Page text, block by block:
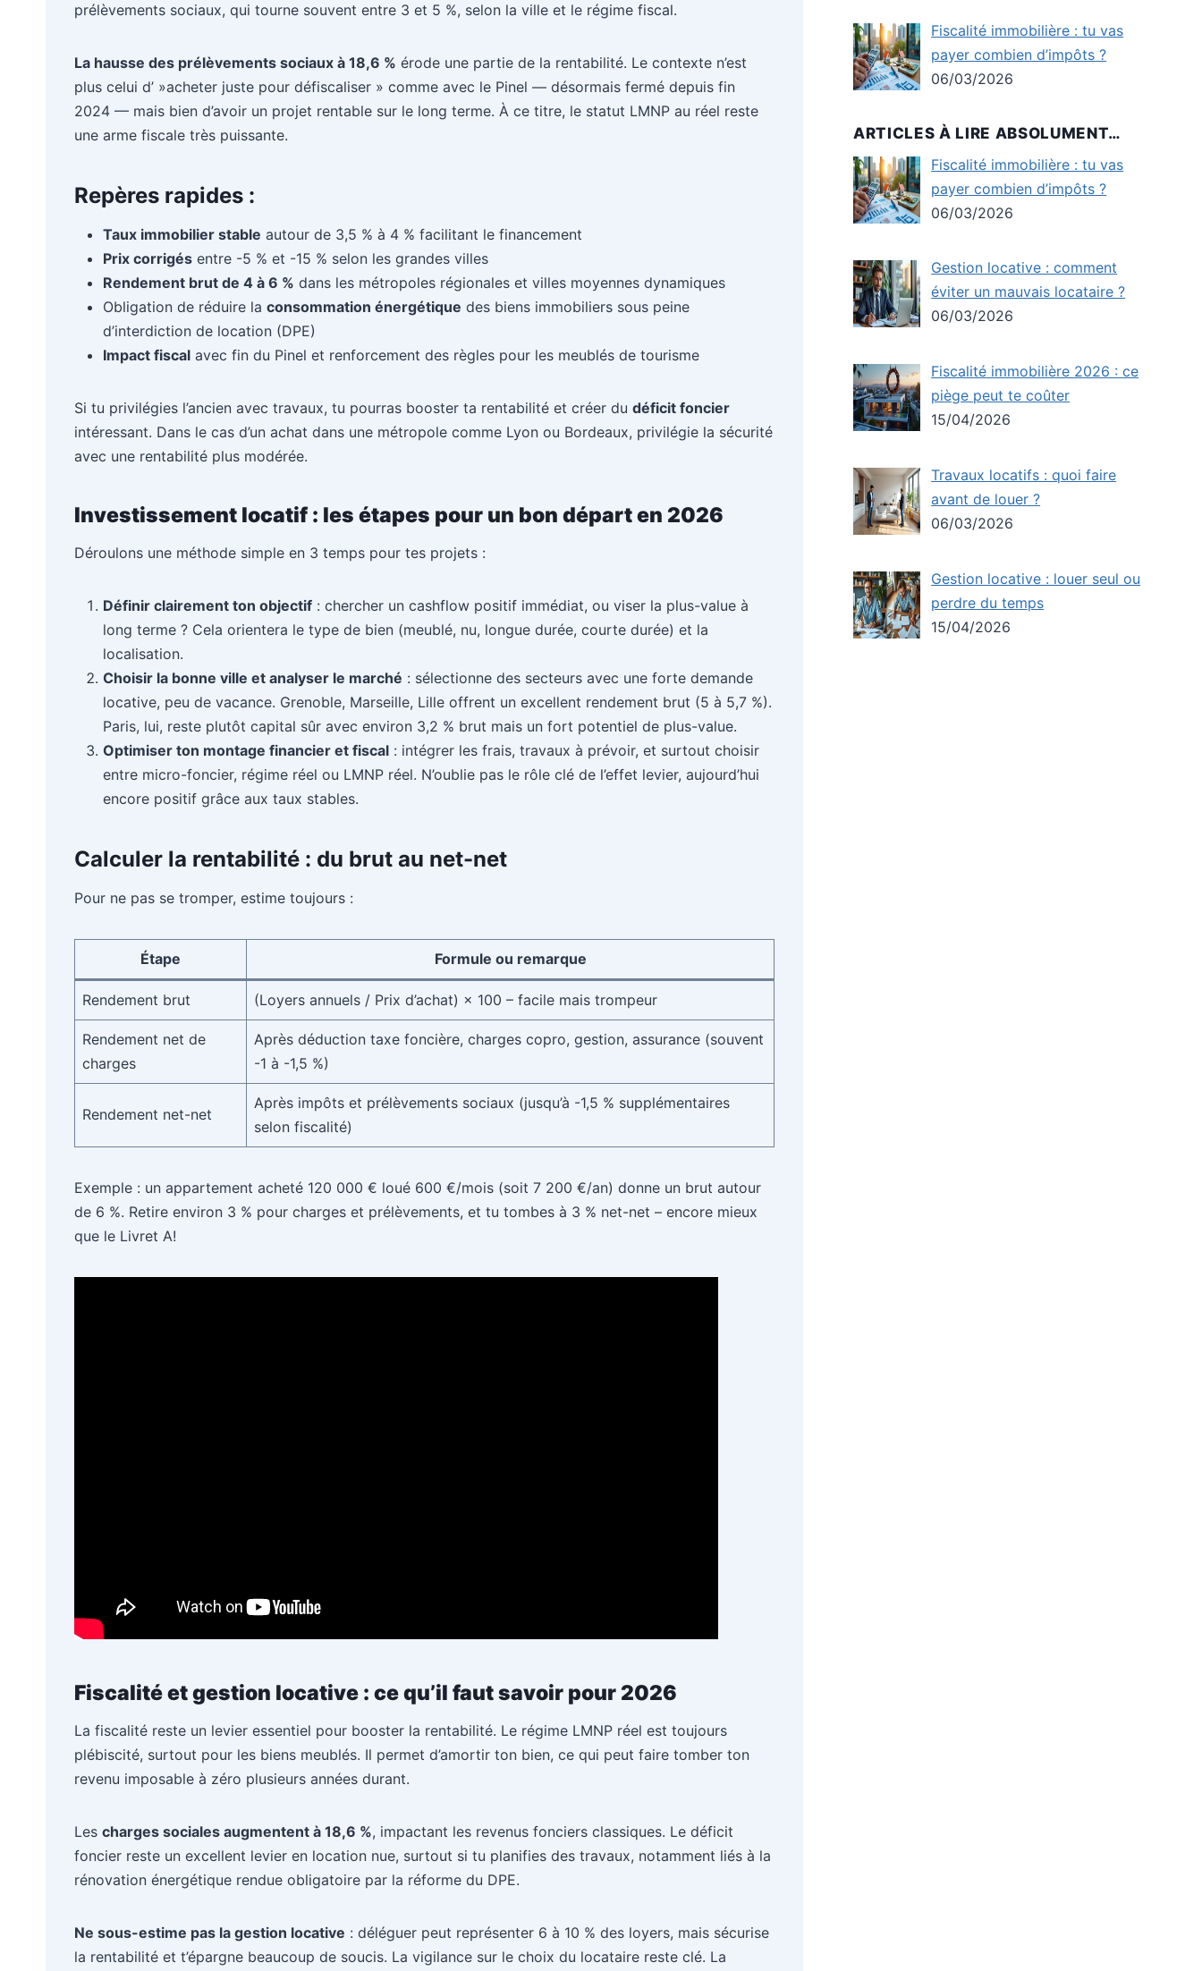
prélèvements sociaux, qui tourne souvent entre 3 et 5 %, selon la ville et le régime fiscal.
La hausse des prélèvements sociaux à 18,6 % érode une partie de la rentabilité. Le contexte n’est
plus celui d’ »acheter juste pour défiscaliser » comme avec le Pinel — désormais fermé depuis fin
2024 — mais bien d’avoir un projet rentable sur le long terme. À ce titre, le statut LMNP au réel reste
une arme fiscale très puissante.
Repères rapides :
Taux immobilier stable autour de 3,5 % à 4 % facilitant le financement
Prix corrigés entre -5 % et -15 % selon les grandes villes
Rendement brut de 4 à 6 % dans les métropoles régionales et villes moyennes dynamiques
Obligation de réduire la consommation énergétique des biens immobiliers sous peine
d’interdiction de location (DPE)
Impact fiscal avec fin du Pinel et renforcement des règles pour les meublés de tourisme
Si tu privilégies l’ancien avec travaux, tu pourras booster ta rentabilité et créer du déficit foncier
intéressant. Dans le cas d’un achat dans une métropole comme Lyon ou Bordeaux, privilégie la sécurité
avec une rentabilité plus modérée.
Investissement locatif : les étapes pour un bon départ en 2026
Déroulons une méthode simple en 3 temps pour tes projets :
Définir clairement ton objectif : chercher un cashflow positif immédiat, ou viser la plus-value à
long terme ? Cela orientera le type de bien (meublé, nu, longue durée, courte durée) et la
localisation.
Choisir la bonne ville et analyser le marché : sélectionne des secteurs avec une forte demande
locative, peu de vacance. Grenoble, Marseille, Lille offrent un excellent rendement brut (5 à 5,7 %).
Paris, lui, reste plutôt capital sûr avec environ 3,2 % brut mais un fort potentiel de plus-value.
Optimiser ton montage financier et fiscal : intégrer les frais, travaux à prévoir, et surtout choisir
entre micro-foncier, régime réel ou LMNP réel. N’oublie pas le rôle clé de l’effet levier, aujourd’hui
encore positif grâce aux taux stables.
Calculer la rentabilité : du brut au net-net
Pour ne pas se tromper, estime toujours :
Étape Formule ou remarque
Rendement brut (Loyers annuels / Prix d’achat) × 100 – facile mais trompeur
Rendement net de
charges
Après déduction taxe foncière, charges copro, gestion, assurance (souvent
-1 à -1,5 %)
Rendement net-net
Après impôts et prélèvements sociaux (jusqu’à -1,5 % supplémentaires
selon fiscalité)
Exemple : un appartement acheté 120 000 € loué 600 €/mois (soit 7 200 €/an) donne un brut autour
de 6 %. Retire environ 3 % pour charges et prélèvements, et tu tombes à 3 % net-net – encore mieux
que le Livret A!
Fiscalité et gestion locative : ce qu’il faut savoir pour 2026
La fiscalité reste un levier essentiel pour booster la rentabilité. Le régime LMNP réel est toujours
plébiscité, surtout pour les biens meublés. Il permet d’amortir ton bien, ce qui peut faire tomber ton
revenu imposable à zéro plusieurs années durant.
Les charges sociales augmentent à 18,6 %, impactant les revenus fonciers classiques. Le déficit
foncier reste un excellent levier en location nue, surtout si tu planifies des travaux, notamment liés à la
rénovation énergétique rendue obligatoire par la réforme du DPE.
Ne sous-estime pas la gestion locative : déléguer peut représenter 6 à 10 % des loyers, mais sécurise
la rentabilité et t’épargne beaucoup de soucis. La vigilance sur le choix du locataire reste clé. La
Fiscalité immobilière : tu vas
payer combien d’impôts ?
06/03/2026
ARTICLES À LIRE ABSOLUMENT…
Fiscalité immobilière : tu vas
payer combien d’impôts ?
06/03/2026
Gestion locative : comment
éviter un mauvais locataire ?
06/03/2026
Fiscalité immobilière 2026 : ce
piège peut te coûter
15/04/2026
Travaux locatifs : quoi faire
avant de louer ?
06/03/2026
Gestion locative : louer seul ou
perdre du temps
15/04/2026